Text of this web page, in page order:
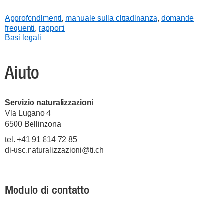
Approfondimenti, manuale sulla cittadinanza, domande
frequenti, rapporti
Basi legali
Aiuto
Servizio naturalizzazioni
Via Lugano 4
6500 Bellinzona
tel. +41 91 814 72 85
di-usc.naturalizzazioni@ti.ch
Modulo di contatto